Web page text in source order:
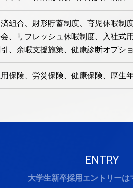
組合、財形貯蓄制度、育児休暇制
、リフレッシュ休暇制度、入社式
、余暇支援施策、健康診断オプシ
用保険、労災保険、健康保険、厚生
ENTRY
大学生新卒採用エントリーは